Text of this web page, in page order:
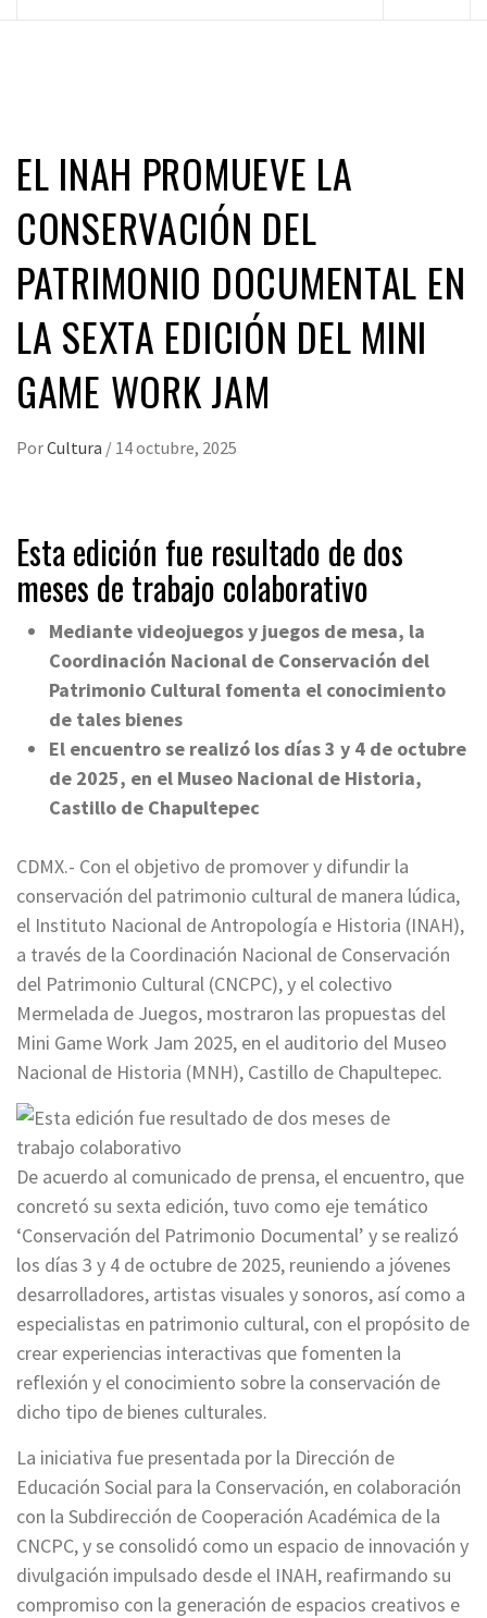
EL INAH PROMUEVE LA
CONSERVACIÓN DEL
PATRIMONIO DOCUMENTAL EN
LA SEXTA EDICIÓN DEL MINI
GAME WORK JAM
PorCultura / 14 octubre, 2025
Esta edición fue resultado de dos
meses de trabajo colaborativo
Mediante videojuegos y juegos de mesa, la
Coordinación Nacional de Conservación del
Patrimonio Cultural fomenta el conocimiento
de tales bienes
El encuentro se realizó los días 3 y 4 de octubre
de 2025, en el Museo Nacional de Historia,
Castillo de Chapultepec
CDMX.- Con el objetivo de promover y difundir la
conservación del patrimonio cultural de manera lúdica,
el Instituto Nacional de Antropología e Historia (INAH),
a través de la Coordinación Nacional de Conservación
del Patrimonio Cultural (CNCPC), y el colectivo
Mermelada de Juegos, mostraron las propuestas del
Mini Game Work Jam 2025, en el auditorio del Museo
Nacional de Historia (MNH), Castillo de Chapultepec.
De acuerdo al comunicado de prensa, el encuentro, que
concretó su sexta edición, tuvo como eje temático
‘Conservación del Patrimonio Documental’ y se realizó
los días 3 y 4 de octubre de 2025, reuniendo a jóvenes
desarrolladores, artistas visuales y sonoros, así como a
especialistas en patrimonio cultural, con el propósito de
crear experiencias interactivas que fomenten la
reflexión y el conocimiento sobre la conservación de
dicho tipo de bienes culturales.
La iniciativa fue presentada por la Dirección de
Educación Social para la Conservación, en colaboración
con la Subdirección de Cooperación Académica de la
CNCPC, y se consolidó como un espacio de innovación y
divulgación impulsado desde el INAH, reafirmando su
compromiso con la generación de espacios creativos e